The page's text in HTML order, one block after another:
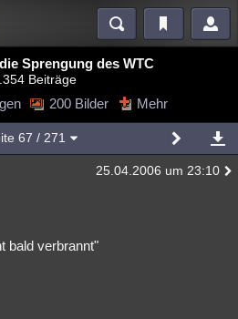
Blogs Videos
Mystery Kriminalfälle
Sprengung des WTC
Beiträge
200 Bilder Mehr
67 / 271
25.04.2006 um 23:10
bald verbrannt"